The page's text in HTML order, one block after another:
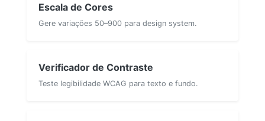
Escala de Cores
Gere variações 50–900 para design system.
Verificador de Contraste
Teste legibilidade WCAG para texto e fundo.